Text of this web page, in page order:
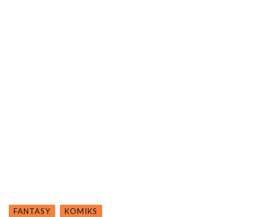
FANTASY
KOMIKS